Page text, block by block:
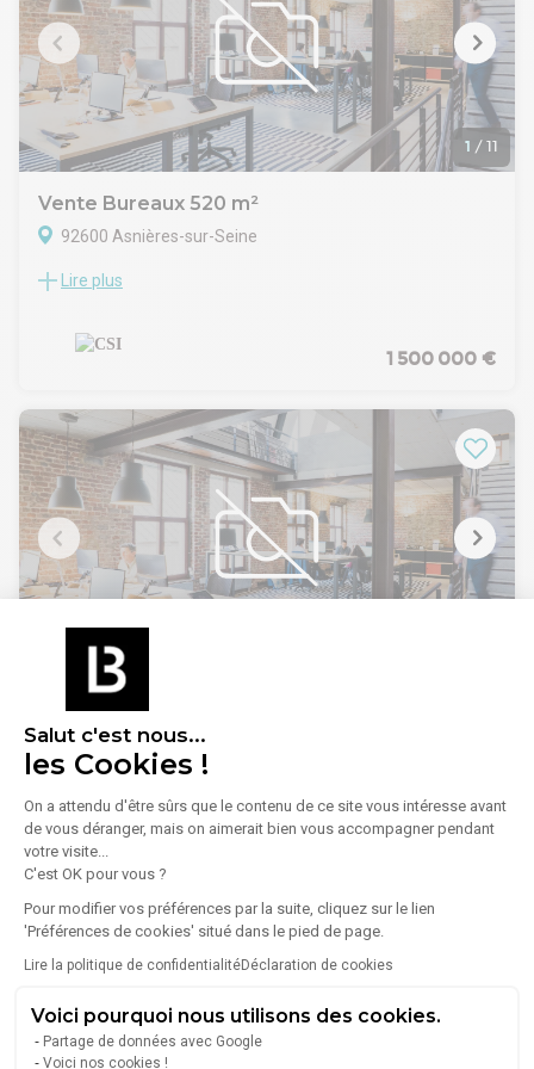
Salut c'est nous...
les Cookies !
On a attendu d'être sûrs que le contenu de ce site vous intéresse avant
de vous déranger, mais on aimerait bien vous accompagner pendant
votre visite...
C'est OK pour vous ?
Pour modifier vos préférences par la suite, cliquez sur le lien
'Préférences de cookies' situé dans le pied de page.
Lire la politique de confidentialitéDéclaration de cookies
Voici pourquoi nous utilisons des cookies.
Partage de données avec Google
Voici nos cookies !
1 / 11
Vente Bureaux 520 m²
92600 Asnières-sur-Seine
CSI vous propose, à la vente, des bureaux en R+1 climatisés
A rafraichir, très peu de contraintes d'aménagement, ce bien
peut convenir à de nombreuses activités.
Bureaux situés au 1er étage,
Double vitrage,
2WC.
Surface RDC : 0 m²
Situation/Transports :
Bus Louis Armand (RIVER), Pierre Boudou (138), Tour
d'Asnières - Laurent Cély (175, 177, 366)
RER Les Grésillons (C)
Grand Paris Express Les Grésillons (L15 Horizon 2030)
A 1, A 86 (Entrée), A 1, A 86 (Sortie)
Port Port de Gennevilliers (Fluvial - Fret)
Rocade Porte de Clichy (Périphérique Paris)
Borne de recharge ASNIERES-SUR-SEINE - Rue Louis
Armand (Bornes de recharge)
Lire plus
1 500 000 €
Vente Bureaux 545 m² à 1 236 m²
92600 Asnières-sur-Seine
IMMPROVE vous propose des surfaces de bureaux
entièrement rénovées, situées dans un immeuble équipé
d'un restaurant inter-entreprises. Ces bureaux modernes
offrent un cadre professionnel de qualité, avec l'avantage
supplémentaire de services de restauration sur place pour
. Immeuble récent
. Accès PMR
. Fibre optique
. Contrôle d'accès
. Télésurveillance
Lire plus
À partir de